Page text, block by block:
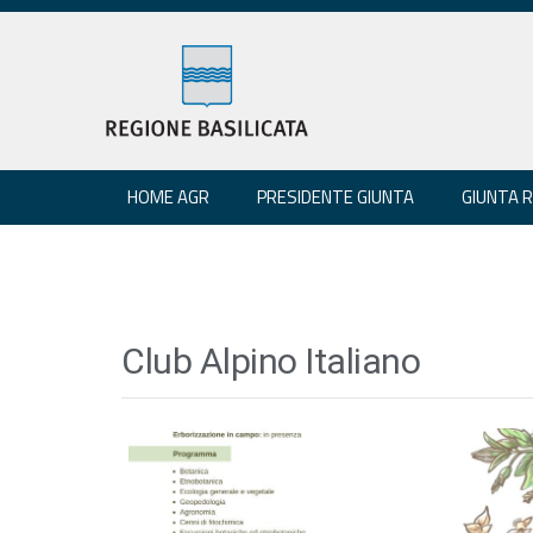
HOME AGR PRESIDENTE GIUNTA GIUNTA
Club Alpino Italiano